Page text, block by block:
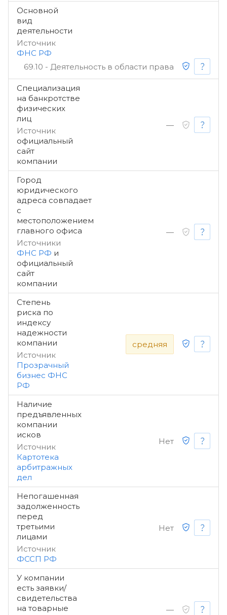
Основной
вид
деятельности
Источник
ФНС РФ
69.10 - Деятельность в области права
Специализация
на банкротстве
физических
лиц
Источник
официальный
сайт
компании
—
Город
юридического
адреса совпадает
с
местоположением
главного офиса
Источники
ФНС РФ и
официальный
сайт
компании
—
Степень
риска по
индексу
надежности
компании
Источник
Прозрачный
бизнес ФНС
РФ
средняя
Наличие
предъявленных
компании
исков
Источник
Картотека
арбитражных
дел
Нет
Непогашенная
задолженность
перед
третьими
лицами
Источник
ФССП РФ
Нет
У компании
есть заявки/
свидетельства
на товарные
—